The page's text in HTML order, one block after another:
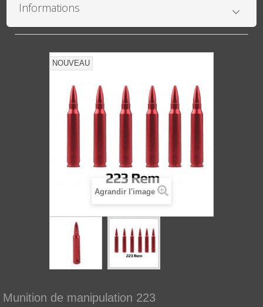
Informations
NOUVEAU
Agrandir l'image
Munition de manipulation 223